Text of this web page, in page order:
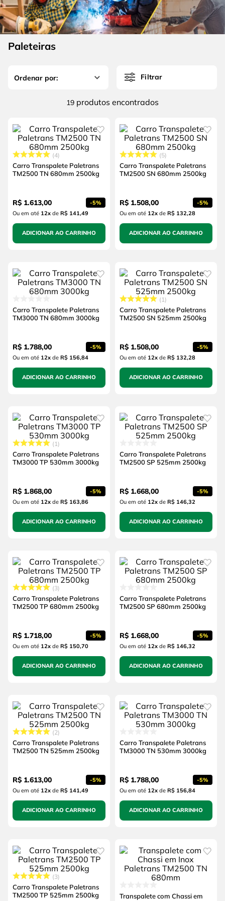
Paleteiras
Filtrar
19 produtos
4
Carro Transpalete Paletrans
TM2500 TN 680mm 2500kg
R$ 1.613,00 -5%
Ou em até 12xde R$ 141,49
ADICIONAR AO CARRINHO
5
Carro Transpalete Paletrans
TM2500 SN 680mm 2500kg
R$ 1.508,00 -5%
Ou em até 12xde R$ 132,28
ADICIONAR AO CARRINHO
Carro Transpalete Paletrans
TM3000 TN 680mm 3000kg
R$ 1.788,00 -5%
Ou em até 12xde R$ 156,84
ADICIONAR AO CARRINHO
1
Carro Transpalete Paletrans
TM2500 SN 525mm 2500kg
R$ 1.508,00 -5%
Ou em até 12xde R$ 132,28
ADICIONAR AO CARRINHO
1
Carro Transpalete Paletrans
TM3000 TP 530mm 3000kg
R$ 1.868,00 -5%
Ou em até 12xde R$ 163,86
ADICIONAR AO CARRINHO
Carro Transpalete Paletrans
TM2500 SP 525mm 2500kg
R$ 1.668,00 -5%
Ou em até 12xde R$ 146,32
ADICIONAR AO CARRINHO
3
Carro Transpalete Paletrans
TM2500 TP 680mm 2500kg
R$ 1.718,00 -5%
Ou em até 12xde R$ 150,70
ADICIONAR AO CARRINHO
Carro Transpalete Paletrans
TM2500 SP 680mm 2500kg
R$ 1.668,00 -5%
Ou em até 12xde R$ 146,32
ADICIONAR AO CARRINHO
2
Carro Transpalete Paletrans
TM2500 TN 525mm 2500kg
R$ 1.613,00 -5%
Ou em até 12xde R$ 141,49
ADICIONAR AO CARRINHO
Carro Transpalete Paletrans
TM3000 TN 530mm 3000kg
R$ 1.788,00 -5%
Ou em até 12xde R$ 156,84
ADICIONAR AO CARRINHO
3
Carro Transpalete Paletrans
TM2500 TP 525mm 2500kg
Transpalete com Chassi em
6º fio
7º serra copo
8º disco corte
luva
4 º escada
5º serra circular
º fio
disco corte